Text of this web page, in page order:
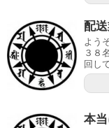
配
よう
３８
回し
本